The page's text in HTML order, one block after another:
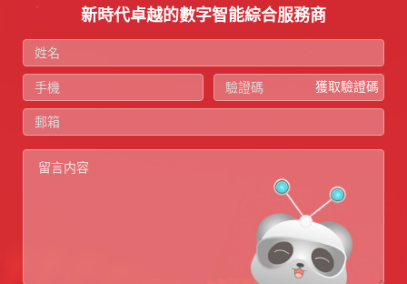
新時代卓越的數字智能綜合服務商
獲取驗證碼